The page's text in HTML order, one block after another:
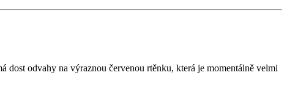
odvahy na výraznou červenou rtěnku, která je momentálně velmi